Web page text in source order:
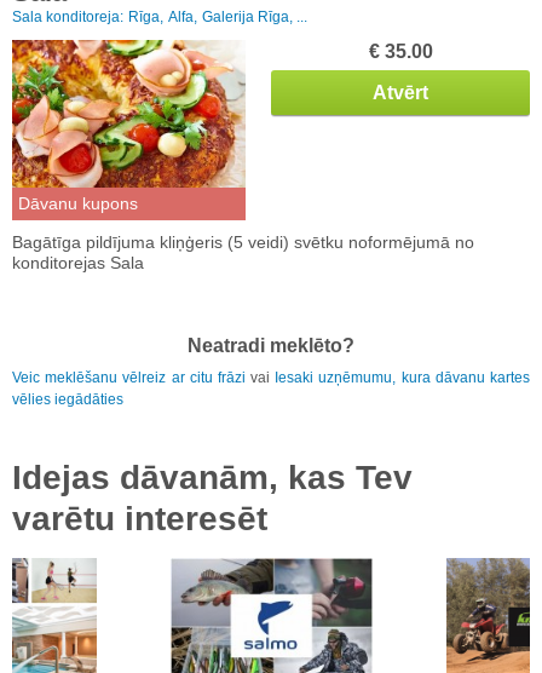
Sala konditoreja: Rīga, Alfa, Galerija Rīga, ...
Dāvanu kupons
€ 35.00
Atvērt
Bagātīga pildījuma kliņģeris (5 veidi) svētku noformējumā no
konditorejas Sala
Neatradi meklēto?
Veic meklēšanu vēlreiz ar citu frāzi vai Iesaki uzņēmumu, kura dāvanu kartes
vēlies iegādāties
Idejas dāvanām, kas Tev
varētu interesēt